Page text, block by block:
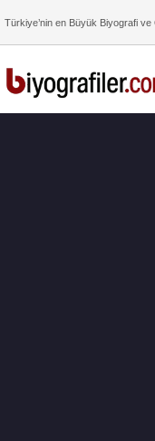
Türkiye’nin en Büyük Biyografi